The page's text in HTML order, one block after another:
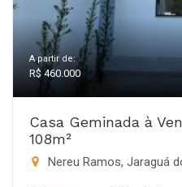
A partir de:
R$ 460.000
Casa Geminada à
108m²
Nereu Ramos, Jaraguá